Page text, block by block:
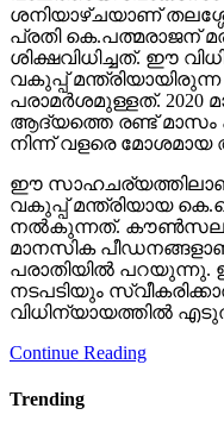
ശനിയാഴ്ചയാണ്
പ്രതി കെ.പത്മരാജന്
ശിക്ഷവിധിച്ചത്. ഈ
വകുപ്പ്
പരാമര്‍ശമുള്ളത്. 2020
ആദ്യത്തെ രണ്ട്
നിന്ന് വളരെ
ഈ സാഹചര്യത്തിലാണ്
വകുപ്പ് മന്ത്രിയായ
നല്‍കുന്നത്.
മാനസിക
പരാതിയില്‍
നടപടിയും
വിധിന്യായത്തില്‍
Continue Reading
Trending